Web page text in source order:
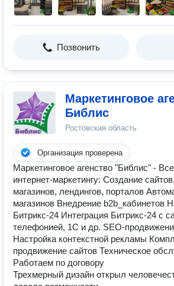
Позвонить
Маркетинговое
Библис
Ростовская область
Организация проверена
Маркетинговое агенство "Библис" -
интернет-маркетингу: Создание
магазинов, лендингов, порталов
магазинов Внедрение b2b_кабинетов
Битрикс-24 Интеграция Битрикс-24 с
телефонией, 1С и др. SEO-
Настройка контекстной рекламы
продвижение сайтов Техническое
Работаем по договору
Трехмерный дизайн открыл